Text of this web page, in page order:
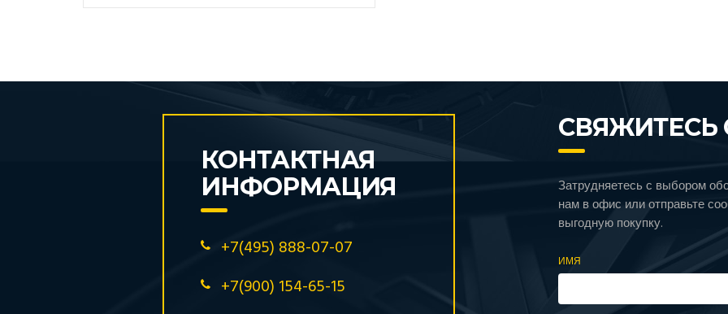
КОНТАКТНАЯ
ИНФОРМАЦИЯ
+7(495) 888-07-07
+7(900) 154-65-15
СВЯЖИТЕСЬ
Затрудняетесь с выбором
нам в офис или отправьте
выгодную покупку.
ИМЯ